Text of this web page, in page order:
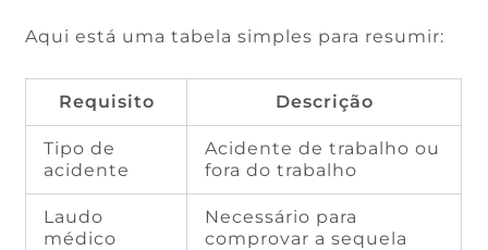
Aqui está uma tabela simples para resumir:
Requisito Descrição
Tipo de
acidente
Acidente de trabalho ou
fora do trabalho
Laudo
médico
Necessário para
comprovar a sequela